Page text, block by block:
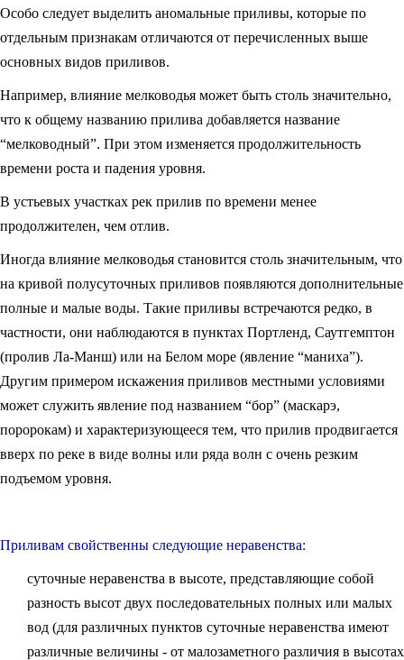
Особо следует выделить аномальные приливы, которые по
отдельным признакам отличаются от перечисленных выше
основных видов приливов.
Например, влияние мелководья может быть столь значительно,
что к общему названию прилива добавляется название
“мелководный”. При этом изменяется продолжительность
времени роста и падения уровня.
В устьевых участках рек прилив по времени менее
продолжителен, чем отлив.
Иногда влияние мелководья становится столь значительным, что
на кривой полусуточных приливов появляются дополнительные
полные и малые воды. Такие приливы встречаются редко, в
частности, они наблюдаются в пунктах Портленд, Саутгемптон
(пролив Ла-Манш) или на Белом море (явление “маниха”).
Другим примером искажения приливов местными условиями
может служить явление под названием “бор” (маскарэ,
поророкам) и характеризующееся тем, что прилив продвигается
вверх по реке в виде волны или ряда волн с очень резким
подъемом уровня.
Приливам свойственны следующие неравенства:
суточные неравенства в высоте, представляющие собой
разность высот двух последовательных полных или малых
вод (для различных пунктов суточные неравенства имеют
различные величины - от малозаметного различия в высотах